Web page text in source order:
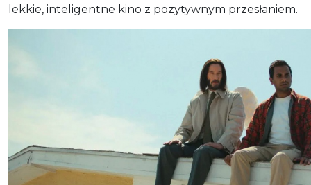
lekkie, inteligentne kino z pozytywnym przesłaniem.